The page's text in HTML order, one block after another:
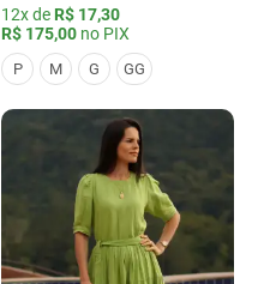
12x de R$ 17,30
R$ 175,00 no PIX
P M G GG